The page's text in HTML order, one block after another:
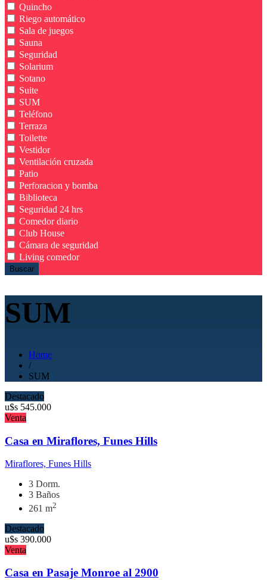
Quincho
Riego automático
Sala de juegos
Sauna
Seguridad
Solarium
Sotano
Suite
SUM
Teléfono
Terraza
Toilette
Vestidor
Ventilación cruzada
Patio
Perforacion y bomba
Biblioteca
Seguridad 24 hrs
Comedor diario
Club House
Cámara de seguridad
Living comedor
Buscar
SUM
Home
/
SUM
Destacado
u$s 545.000
Venta
Casa en Miraflores, Funes Hills
Miraflores, Funes Hills
3 Dorm.
3 Baños
261 m2
Destacado
u$s 390.000
Venta
Casa en Pasaje Monroe al 2900